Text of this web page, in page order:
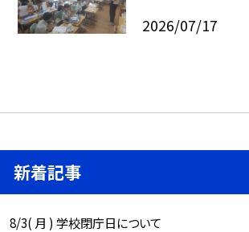
2026/07/17
新着記事
8/3( 月 ) 学校閉庁日について